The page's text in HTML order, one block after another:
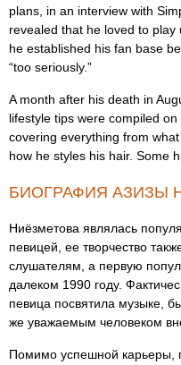
plans, in an interview with
revealed that he loved to
he established his fan base
“too seriously.”
A month after his death in
lifestyle tips were compiled
covering everything from
how he styles his hair. Some
БИОГРАФИЯ АЗИЗЫ
Ниёзметова являлась
певицей, ее творчество
слушателям, а первую
далеком 1990 году.
певица посвятила музыке,
же уважаемым человеком
Помимо успешной карьеры,